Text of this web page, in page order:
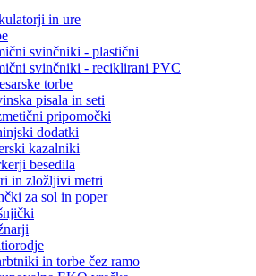
in ure
svinčniki - plastični
svinčniki - reciklirani PVC
torbe
pisala in seti
pripomočki
dodatki
kazalniki
besedila
in zložljivi metri
za sol in poper
in torbe čez ramo